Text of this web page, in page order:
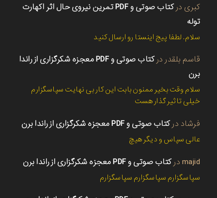
کبری در
کتاب صوتی و PDF تمرین نیروی حال اثر اکهارت
توله
سلام. لطفا پیج اینستا رو ارسال کنید
قاسم بلقدر در
کتاب صوتی و PDF معجزه شکرگزاری از راندا
برن
سلام وقت بخیر ممنون بابت این کار بی نهایت سپاسگزارم
خیلی تاثیر گذار هست
فرشاد درکتاب صوتی و PDF معجزه شکرگزاری از راندا برن
عالی سپاس و دیگر هیچ
majid درکتاب صوتی و PDF معجزه شکرگزاری از راندا برن
سپاسگزارم سپاسگزارم سپاسگزارم